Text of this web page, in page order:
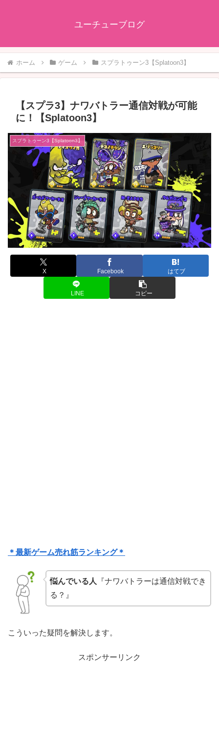
ユーチューブログ
ホーム ゲーム スプラトゥーン3【Splatoon3】
【スプラ3】ナワバトラー通信対戦が可能
に！【Splatoon3】
スプラトゥーン3【Splatoon3】
X Facebook はてブ
LINE コピー
＊最新ゲーム売れ筋ランキング＊
悩んでいる人 『ナワバトラーは通信対戦でき
る？』
こういった疑問を解決します。
スポンサーリンク